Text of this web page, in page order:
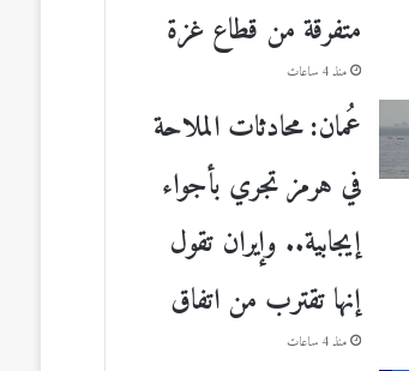
متفرقة من قطاع غزة
منذ 4 ساعات
عُمان: محادثات الملاحة
في هرمز تجري بأجواء
إيجابية.. وإيران تقول
إنها تقترب من اتفاق
منذ 4 ساعات